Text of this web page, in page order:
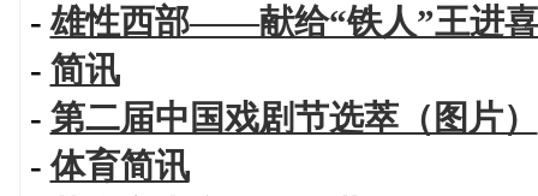
-雄性西部——献给“铁人”王进
- 简讯
- 第二届中国戏剧节选萃（图片）
-体育简讯